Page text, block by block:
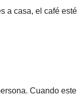
Cuando este